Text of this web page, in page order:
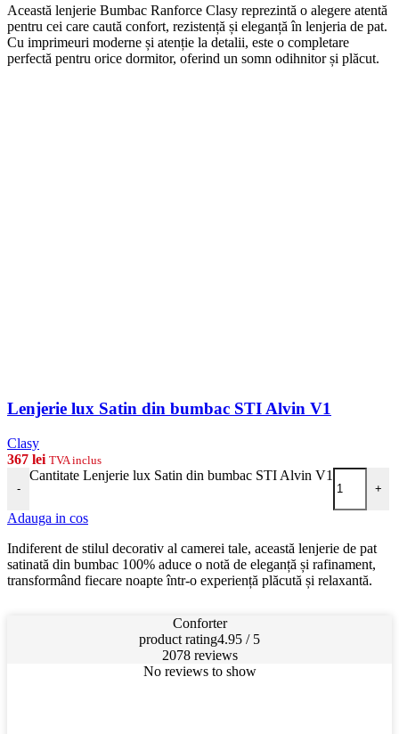
Această lenjerie Bumbac Ranforce Clasy reprezintă o alegere atentă
pentru cei care caută confort, rezistență și eleganță în lenjeria de pat.
Cu imprimeuri moderne și atenție la detalii, este o completare
perfectă pentru orice dormitor, oferind un somn odihnitor și plăcut.
Lenjerie lux Satin din bumbac STI Alvin V1
Clasy
367 lei TVA inclus
-
Cantitate Lenjerie lux Satin din bumbac STI Alvin V1
+
Adauga in cos
Indiferent de stilul decorativ al camerei tale, această lenjerie de pat
satinată din bumbac 100% aduce o notă de eleganță și rafinament,
transformând fiecare noapte într-o experiență plăcută și relaxantă.
Conforter
product rating4.95 / 5
2078 reviews
No reviews to show